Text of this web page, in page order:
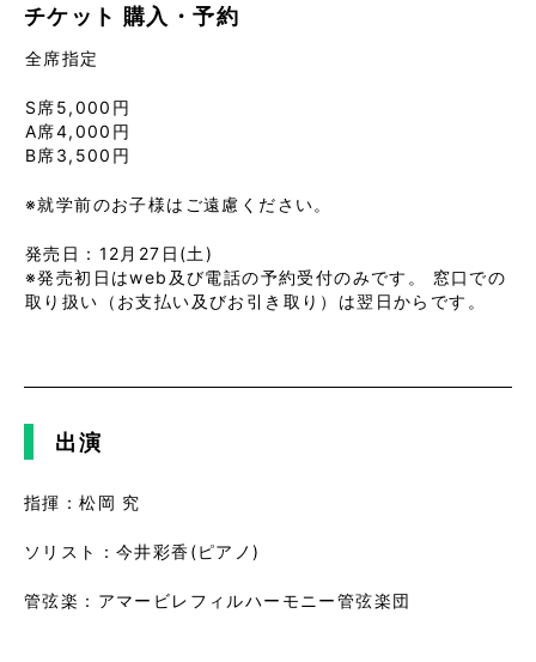
チケット 購入・予約
全席指定
S席5,000円
A席4,000円
B席3,500円
※就学前のお子様はご遠慮ください。
発売日：12月27日(土)
※発売初日はweb及び電話の予約受付のみです。 窓口での
取り扱い（お支払い及びお引き取り）は翌日からです。
出演
指揮：松岡 究
ソリスト：今井彩香(ピアノ)
管弦楽：アマービレフィルハーモニー管弦楽団